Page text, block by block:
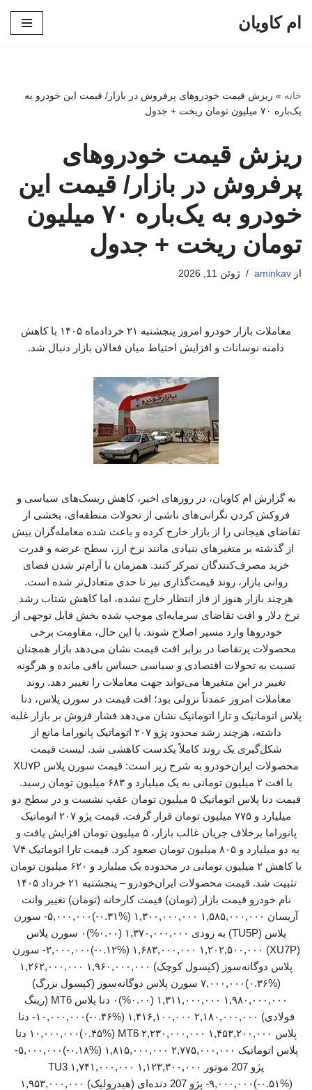
ام کاویان
خانه » ریزش قیمت خودروهای پرفروش در بازار/ قیمت این خودرو به
یک‌باره ۷۰ میلیون تومان ریخت + جدول
ریزش قیمت خودروهای
پرفروش در بازار/ قیمت این
خودرو به یک‌باره ۷۰ میلیون
تومان ریخت + جدول
از aminkav ژوئن 11, 2026
معاملات بازار خودرو امروز پنجشنبه ۲۱ خردادماه ۱۴۰۵ با کاهش
دامنه نوسانات و افزایش احتیاط میان فعالان بازار دنبال شد.
به گزارش ام کاویان، در روزهای اخیر، کاهش ریسک‌های سیاسی و
فروکش کردن نگرانی‌های ناشی از تحولات منطقه‌ای، بخشی از
تقاضای هیجانی را از بازار خارج کرده و باعث شده معامله‌گران بیش
از گذشته بر متغیرهای بنیادی مانند نرخ ارز، سطح عرضه و قدرت
خرید مصرف‌کنندگان تمرکز کنند. همزمان با آرام‌تر شدن فضای
روانی بازار، روند قیمت‌گذاری نیز تا حدی متعادل‌تر شده است.
هرچند بازار هنوز از فاز انتظار خارج نشده، اما کاهش شتاب رشد
نرخ دلار و افت تقاضای سرمایه‌ای موجب شده بخش قابل توجهی از
خودروها وارد مسیر اصلاح شوند. با این حال، مقاومت برخی
محصولات پرتقاضا در برابر افت قیمت نشان می‌دهد بازار همچنان
نسبت به تحولات اقتصادی و سیاسی حساس باقی مانده و هرگونه
تغییر در این متغیرها می‌تواند جهت معاملات را تغییر دهد. روند
معاملات امروز عمدتاً نزولی بود؛ افت قیمت در سورن پلاس، دنا
پلاس اتوماتیک و تارا اتوماتیک نشان می‌دهد فشار فروش بر بازار غلبه
داشته، هرچند رشد محدود پژو ۲۰۷ اتوماتیک پانوراما مانع از
شکل‌گیری یک روند کاملاً یکدست کاهشی شد. لیست قیمت
محصولات ایران‌خودرو به شرح زیر است: قیمت سورن پلاس XU۷P
با افت ۲ میلیون تومانی به یک میلیارد و ۶۸۳ میلیون تومان رسید.
قیمت دنا پلاس اتوماتیک ۵ میلیون تومان عقب نشست و در سطح دو
میلیارد و ۷۷۵ میلیون تومان قرار گرفت. قیمت پژو ۲۰۷ اتوماتیک
پانوراما برخلاف جریان غالب بازار، ۵ میلیون تومان افزایش یافت و
به دو میلیارد و ۸۰۵ میلیون تومان صعود کرد. قیمت تارا اتوماتیک V۴
با کاهش ۲ میلیون تومانی در محدوده یک میلیارد و ۶۲۰ میلیون تومان
تثبیت شد. قیمت محصولات ایران‌خودرو – پنجشنبه ۲۱ خرداد ۱۴۰۵
نام خودرو قیمت بازار (تومان) قیمت کارخانه (تومان) تغییر وانت
آریسان ۱,۵۸۵,۰۰۰,۰۰۰ ۱,۳۰۰,۰۰۰,۰۰۰ (‎-۰.۳۱%‏)‎-۵,۰۰۰,۰۰۰‏ سورن
پلاس (TU5P) به زودی ۱,۳۷۰,۰۰۰,۰۰۰ (۰.۰۰%)۰ سورن پلاس
(XU7P) ۱,۶۸۳,۰۰۰,۰۰۰ ۱,۲۰۲,۵۰۰,۰۰۰ (‎-۰.۱۲%‏)‎-۲,۰۰۰,۰۰۰‏ سورن
پلاس دوگانه‌سوز (کپسول کوچک) ۱,۹۶۰,۰۰۰,۰۰۰ ۱,۲۶۲,۰۰۰,۰۰۰
(‎۰.۳۶%‏)‎۷,۰۰۰,۰۰۰‏ سورن پلاس دوگانه‌سوز (کپسول بزرگ)
۱,۹۸۰,۰۰۰,۰۰۰ ۱,۳۱۱,۰۰۰,۰۰۰ (۰.۰۰%)۰ دنا پلاس MT6 (رینگ
فولادی) ۲,۱۸۰,۰۰۰,۰۰۰ ۱,۴۱۶,۱۰۰,۰۰۰ (‎-۰.۴۶%‏)‎-۱۰,۰۰۰,۰۰۰‏ دنا
پلاس MT6 ۲,۲۳۰,۰۰۰,۰۰۰ ۱,۴۵۳,۲۰۰,۰۰۰ (‎۰.۴۵%‏)‎۱۰,۰۰۰,۰۰۰‏ دنا
پژو 207 موتور TU3 ۱,۷۴۱,۰۰۰,۰۰۰ ۱,۱۲۳,۳۰۰,۰۰۰
(‎-۰.۵۱%‏)‎-۹,۰۰۰,۰۰۰‏ پژو 207 دنده‌ای (هیدرولیک) ۱,۹۵۳,۰۰۰,۰۰۰